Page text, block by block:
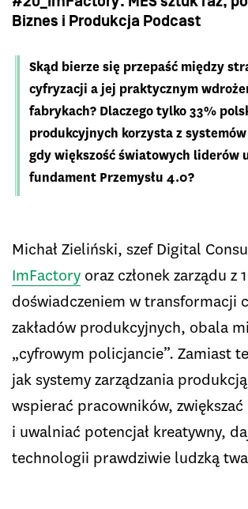
Biznes i Produkcja Podcast
Skąd bierze się przepaść między
cyfryzacji a jej praktycznym
fabrykach? Dlaczego tylko 33%
produkcyjnych korzysta z systemów
gdy większość światowych liderów
fundament Przemysłu 4.0?
Michał Zieliński, szef Digital
ImFactory oraz członek zarządu z
doświadczeniem w transformacji
zakładów produkcyjnych, obala
„cyfrowym policjancie”. Zamiast
jak systemy zarządzania
wspierać pracowników, zwiększać
i uwalniać potencjał kreatywny,
technologii prawdziwie ludzką